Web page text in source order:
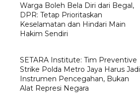
Warga Boleh Bela Diri dari Begal,
DPR: Tetap Prioritaskan
Keselamatan dan Hindari Main
Hakim Sendiri
SETARA Institute: Tim Preventive
Strike Polda Metro Jaya Harus Jadi
Instrumen Pencegahan, Bukan
Alat Represi Negara